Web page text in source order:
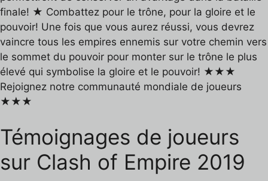
finale! ★ Combattez pour le trône, pour la gloire et le
pouvoir! Une fois que vous aurez réussi, vous devrez
vaincre tous les empires ennemis sur votre chemin vers
le sommet du pouvoir pour monter sur le trône le plus
élevé qui symbolise la gloire et le pouvoir! ★★★
Rejoignez notre communauté mondiale de joueurs
★★★
Témoignages de joueurs
sur Clash of Empire 2019